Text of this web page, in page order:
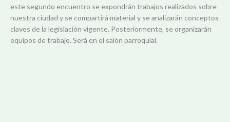
este segundo encuentro se expondrán trabajos realizados sobre
nuestra ciudad y se compartirá material y se analizarán conceptos
claves de la legislación vigente. Posteriormente, se organizarán
equipos de trabajo. Será en el salón parroquial.